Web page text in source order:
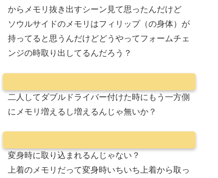
からメモリ抜き出すシーン見て思ったんだけど
ソウルサイドのメモリはフィリップ（の身体）が
持ってると思うんだけどどうやってフォームチェ
ンジの時取り出してるんだろう？
二人してダブルドライバー付けた時にもう一方側
にメモリ増えるし増えるんじゃ無いか？
変身時に取り込まれるんじゃない？
上着のメモリだって変身時いちいち上着から取っ